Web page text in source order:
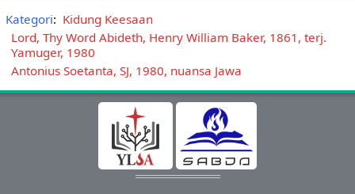
Kategori: Kidung Keesaan
Lord, Thy Word Abideth, Henry William Baker, 1861, terj.
Yamuger, 1980
Antonius Soetanta, SJ, 1980, nuansa Jawa